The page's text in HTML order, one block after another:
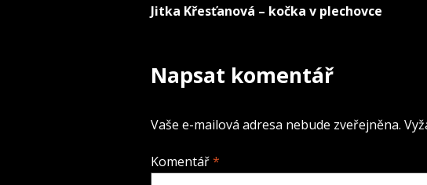
Navigace
příspěvek
Jitka Křesťanová – kočka v plechovce
Napsat komentář
Vaše e-mailová adresa nebude zveřejněna.
Komentář*